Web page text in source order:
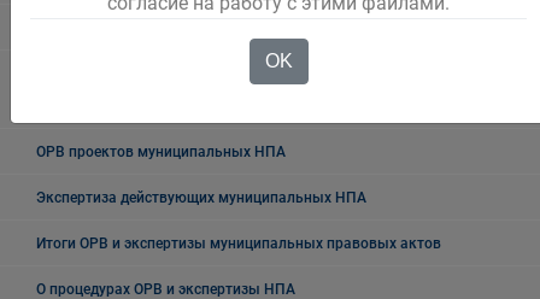
ОРВ проектов муниципальных НПА
Экспертиза действующих муниципальных НПА
Итоги ОРВ и экспертизы муниципальных правовых актов
О процедурах ОРВ и экспертизы НПА
OK